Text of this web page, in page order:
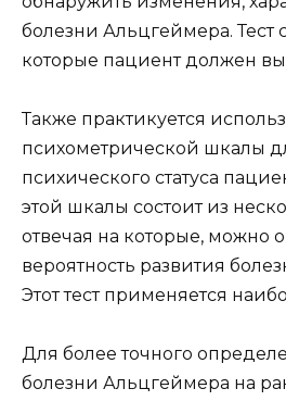
болезни Альцгеймера. Тест
которые пациент должен
Также практикуется
психометрической шкалы
психического статуса
этой шкалы состоит из
отвечая на которые, можно
вероятность развития
Этот тест применяется
Для более точного
болезни Альцгеймера на